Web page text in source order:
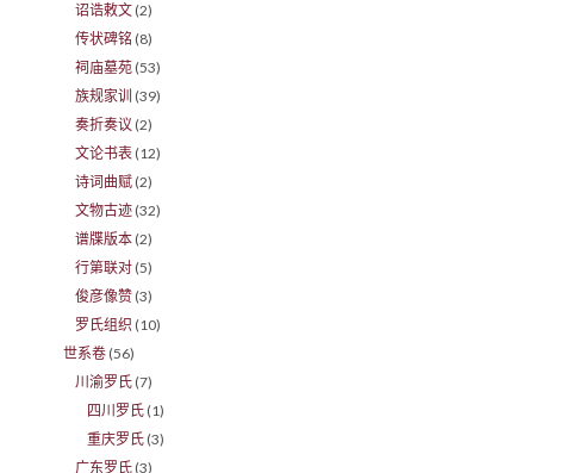
诏诰敕文 (2)
传状碑铭 (8)
祠庙墓苑 (53)
族规家训 (39)
奏折奏议 (2)
文论书表 (12)
诗词曲赋 (2)
文物古迹 (32)
谱牒版本 (2)
行第联对 (5)
俊彦像赞 (3)
罗氏组织 (10)
世系卷 (56)
川渝罗氏 (7)
四川罗氏 (1)
重庆罗氏 (3)
广东罗氏 (3)